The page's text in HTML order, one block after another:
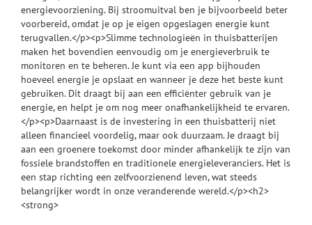
energievoorziening. Bij stroomuitval ben je bijvoorbeeld beter
voorbereid, omdat je op je eigen opgeslagen energie kunt
terugvallen.</p><p>Slimme technologieën in thuisbatterijen
maken het bovendien eenvoudig om je energieverbruik te
monitoren en te beheren. Je kunt via een app bijhouden
hoeveel energie je opslaat en wanneer je deze het beste kunt
gebruiken. Dit draagt bij aan een efficiënter gebruik van je
energie, en helpt je om nog meer onafhankelijkheid te ervaren.
</p><p>Daarnaast is de investering in een thuisbatterij niet
alleen financieel voordelig, maar ook duurzaam. Je draagt bij
aan een groenere toekomst door minder afhankelijk te zijn van
fossiele brandstoffen en traditionele energieleveranciers. Het is
een stap richting een zelfvoorzienend leven, wat steeds
belangrijker wordt in onze veranderende wereld.</p><h2>
<strong>